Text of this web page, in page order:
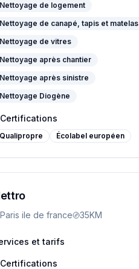
Nettoyage de logement
Nettoyage de canapé, tapis et matelas
Nettoyage de vitres
Nettoyage après chantier
Nettoyage après sinistre
Nettoyage Diogène
Certifications
Qualipropre Écolabel européen
Paris ile de france 35KM
et tarifs
Certifications